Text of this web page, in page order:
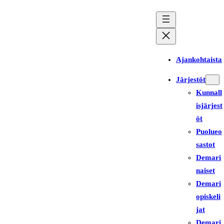
Ajankohtaista
Järjestöt
Kunnall
isjärjest
öt
Puolueo
sastot
Demari
naiset
Demari
opiskeli
jat